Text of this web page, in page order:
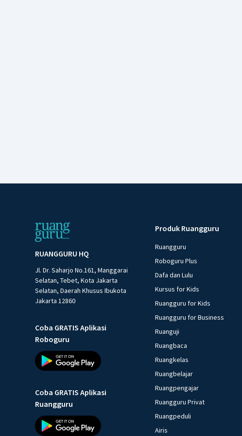
RUANGGURU HQ
Jl. Dr. Saharjo No.161, Manggarai
Selatan, Tebet, Kota Jakarta
Selatan, Daerah Khusus Ibukota
Jakarta 12860
Coba GRATIS Aplikasi
Roboguru
Coba GRATIS Aplikasi
Ruangguru
Produk Ruangguru
Ruangguru
Roboguru Plus
Dafa dan Lulu
Kursus for Kids
Ruangguru for Kids
Ruangguru for Business
Ruanguji
Ruangbaca
Ruangkelas
Ruangbelajar
Ruangpengajar
Ruangguru Privat
Ruangpeduli
Airis